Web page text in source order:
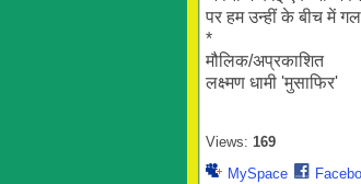
पर हम उन्हीं के बीच में
*
मौलिक/अप्रकाशित
लक्ष्मण धामी 'मुसाफिर'
Views: 169
MySpace